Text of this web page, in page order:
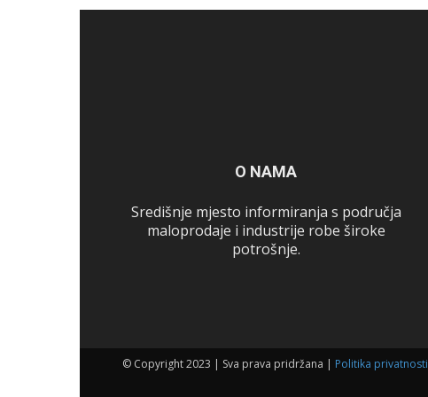
O NAMA
Središnje mjesto informiranja s područja
maloprodaje i industrije robe široke
potrošnje.
© Copyright 2023 | Sva prava pridržana | Politika privatnosti